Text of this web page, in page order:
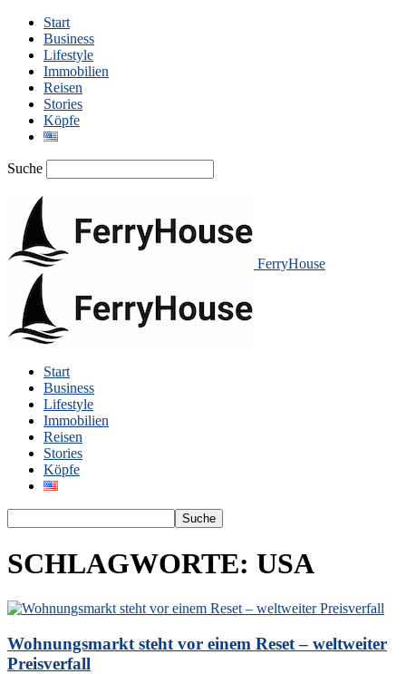
Start
Business
Lifestyle
Immobilien
Reisen
Stories
Köpfe
Suche
FerryHouse
Start
Business
Lifestyle
Immobilien
Reisen
Stories
Köpfe
SCHLAGWORTE: USA
Wohnungsmarkt steht vor einem Reset – weltweiter
Preisverfall